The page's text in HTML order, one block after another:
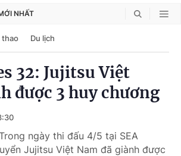
NHẤT
thao Du lịch
32: Jujitsu Việt
được 3 huy chương
ngày thi đấu 4/5 tại SEA
Jujitsu Việt Nam đã giành được